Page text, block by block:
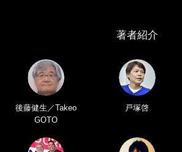
著者紹介
後藤健生／Takeo
GOTO
戸塚啓